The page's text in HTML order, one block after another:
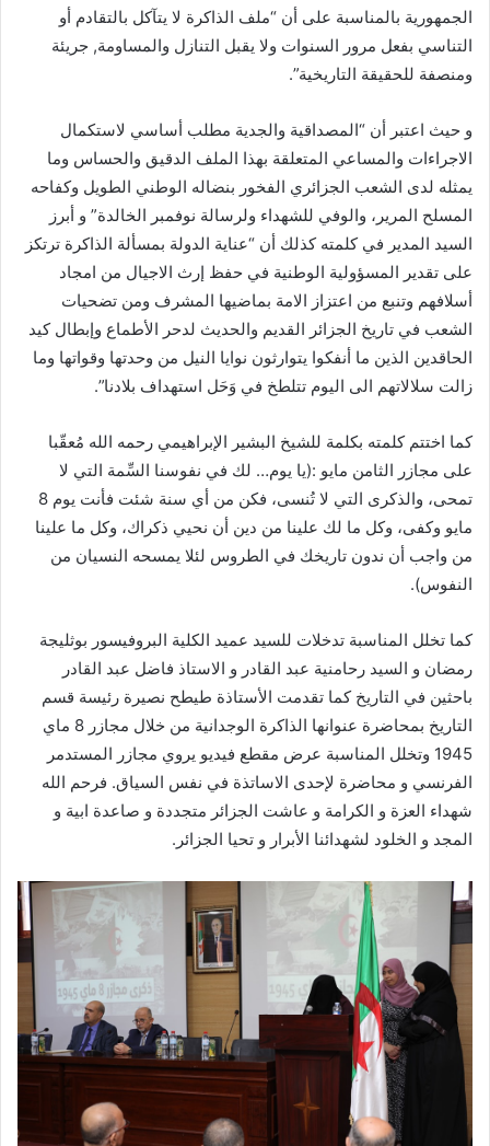
الجمهورية بالمناسبة على أن “ملف الذاكرة لا يتآكل بالتقادم أو
التناسي بفعل مرور السنوات ولا يقبل التنازل والمساومة, جريئة
ومنصفة للحقيقة التاريخية”.
و حيث اعتبر أن “المصداقية والجدية مطلب أساسي لاستكمال
الاجراءات والمساعي المتعلقة بهذا الملف الدقيق والحساس وما
يمثله لدى الشعب الجزائري الفخور بنضاله الوطني الطويل وكفاحه
المسلح المرير، والوفي للشهداء ولرسالة نوفمبر الخالدة” و أبرز
السيد المدير في كلمته كذلك أن “عناية الدولة بمسألة الذاكرة ترتكز
على تقدير المسؤولية الوطنية في حفظ إرث الاجيال من امجاد
أسلافهم وتنبع من اعتزاز الامة بماضيها المشرف ومن تضحيات
الشعب في تاريخ الجزائر القديم والحديث لدحر الأطماع وإبطال كيد
الحاقدين الذين ما أنفكوا يتوارثون نوايا النيل من وحدتها وقواتها وما
زالت سلالاتهم الى اليوم تتلطخ في وَحَل استهداف بلادنا”.
كما اختتم كلمته بكلمة للشيخ البشير الإبراهيمي رحمه الله مُعقّبا
على مجازر الثامن مايو :(يا يوم… لك في نفوسنا السِّمة التي لا
تمحى، ‏والذكرى التي لا تُنسى، فكن من أي سنة شئت فأنت يوم 8
مايو وكفى، وكل ما لك علينا من دين أن نحيي ذكراك، وكل ما ‏علينا
من واجب أن ندون تاريخك في الطروس لئلا يمسحه النسيان من
النفوس).
كما تخلل المناسبة تدخلات للسيد عميد الكلية البروفيسور بوثليجة
رمضان و السيد رحامنية عبد القادر و الاستاذ فاضل عبد القادر
باحثين في التاريخ كما تقدمت الأستاذة طيطح نصيرة رئيسة قسم
التاريخ بمحاضرة عنوانها الذاكرة الوجدانية من خلال مجازر 8 ماي
1945 وتخلل المناسبة عرض مقطع فيديو يروي مجازر المستدمر
الفرنسي و محاضرة لإحدى الاساتذة في نفس السياق. فرحم الله
شهداء العزة و الكرامة و عاشت الجزائر متجددة و صاعدة ابية و
المجد و الخلود لشهدائنا الأبرار و تحيا الجزائر.